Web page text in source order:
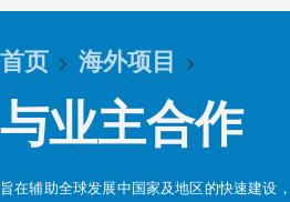
首页 海外项目
与业主合作
旨在辅助全球发展中国家及地区的快速建设